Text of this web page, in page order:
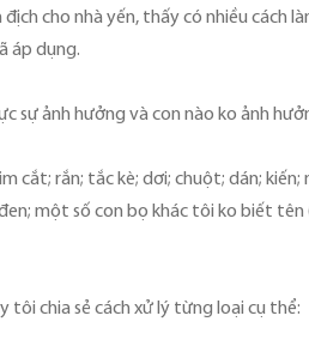
cho nhà yến, thấy có nhiều cách
áp dụng.
sự ảnh hưởng và con nào ko ảnh
cắt; rắn; tắc kè; dơi; chuột; dán; kiến;
một số con bọ khác tôi ko biết
tôi chia sẻ cách xử lý từng loại cụ thể: